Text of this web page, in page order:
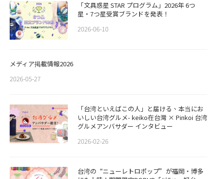
「文具惑星 STAR プログラム」2026年 6つ
星・7つ星受賞ブランドを発表！
2026-06-10
メディア掲載情報2026
2026-05-27
「台湾といえばこの人」と届ける、本当にお
いしい台湾グルメ- keiko在台灣 × Pinkoi 台湾
グルメアンバサダー インタビュー
2026-02-26
​​台湾の“ニューレトロポップ”が福岡・博多